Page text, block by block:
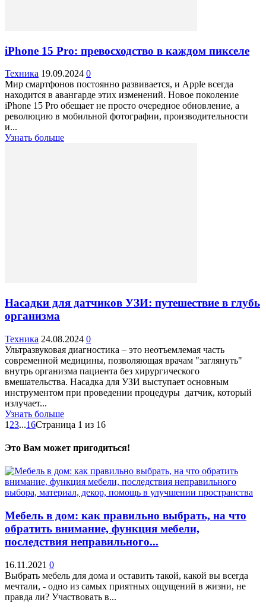
iPhone 15 Pro: превосходство в каждом пикселе
Техника 19.09.2024 0
Мир смартфонов постоянно развивается, и Apple всегда
находится в авангарде этих изменений. Новое поколение
iPhone 15 Pro обещает не просто очередное обновление, а
революцию в мобильной фотографии, производительности
и...
Узнать больше
Насадки для датчиков УЗИ: путешествие в глубь
организма
Техника 24.08.2024 0
Ультразвуковая диагностика – это неотъемлемая часть
современной медицины, позволяющая врачам "заглянуть"
внутрь организма пациента без хирургического
вмешательства. Насадка для УЗИ выступает основным
инструментом при проведении процедуры датчик, который
излучает...
Узнать больше
1 23...16Страница 1 из 16
Это Вам может пригодиться!
Мебель в дом: как правильно выбрать, на что
обратить внимание, функция мебели,
последствия неправильного...
16.11.2021 0
Выбрать мебель для дома и оставить такой, какой вы всегда
мечтали, - одно из самых приятных ощущений в жизни, не
правда ли? Участвовать в...